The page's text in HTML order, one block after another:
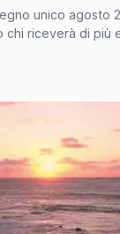
unico agosto
chi riceverà di più